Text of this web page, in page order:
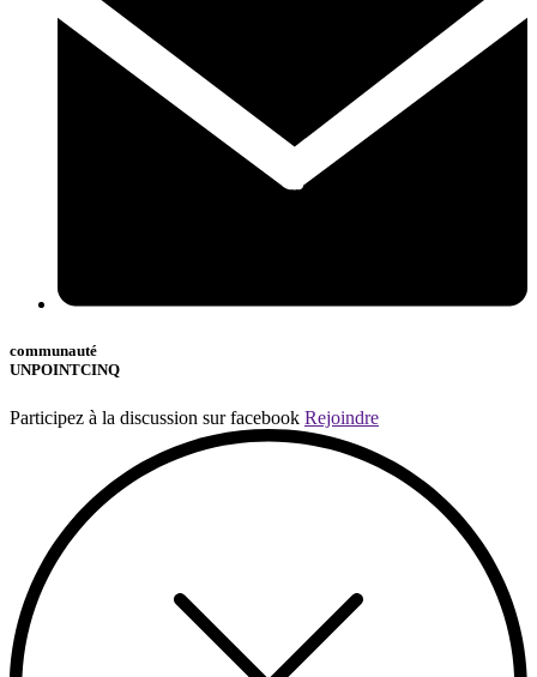
communauté
UNPOINTCINQ
Participez à la discussion sur facebook Rejoindre